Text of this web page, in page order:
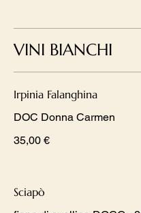
VINI BIANCHI
Irpinia Falanghina
DOC Donna Carmen
35,00 €
Sciapò